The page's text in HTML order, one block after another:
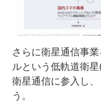
さらに衛星通信事
ルという低軌道衛
衛星通信に参入し
う。